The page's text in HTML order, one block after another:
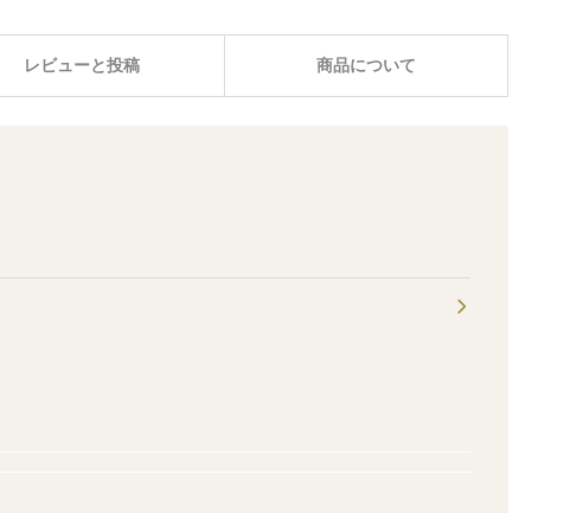
レビューと投稿 商品について